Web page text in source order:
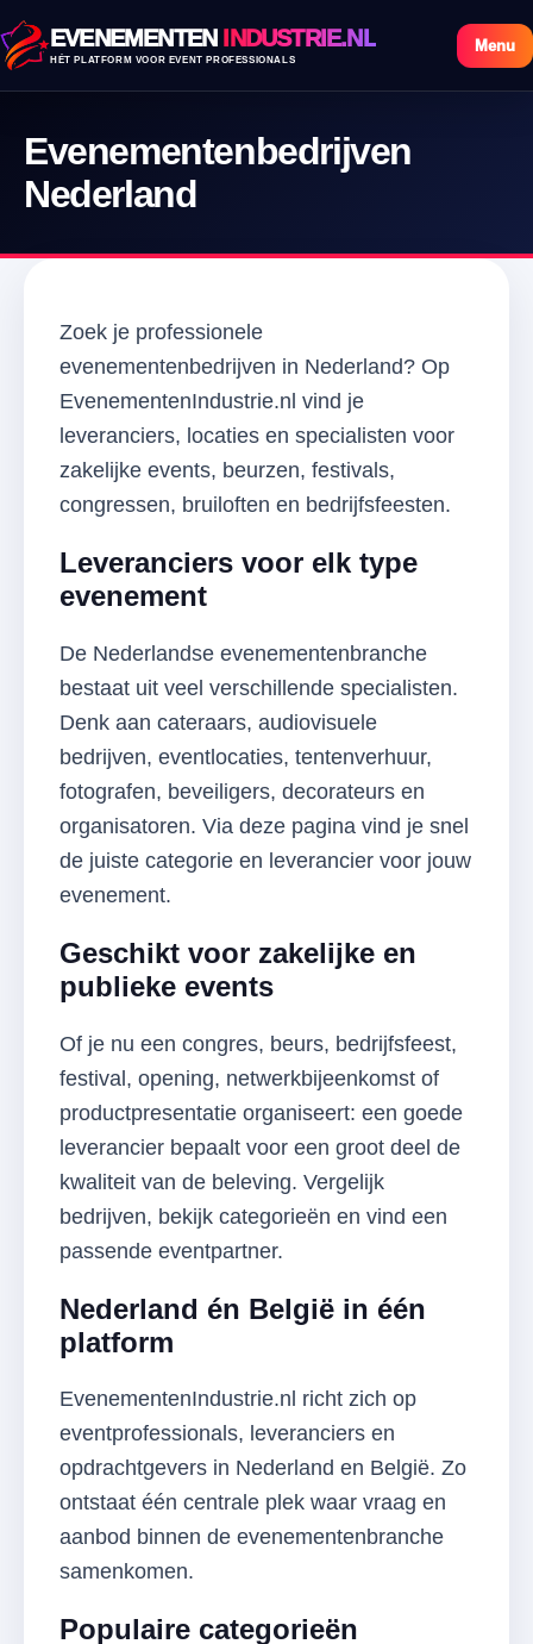
EVENEMENTEN INDUSTRIE.NL
HÉT PLATFORM VOOR EVENT PROFESSIONALS
Menu
Evenementenbedrijven
Nederland
Zoek je professionele
evenementenbedrijven in Nederland? Op
EvenementenIndustrie.nl vind je
leveranciers, locaties en specialisten voor
zakelijke events, beurzen, festivals,
congressen, bruiloften en bedrijfsfeesten.
Leveranciers voor elk type
evenement
De Nederlandse evenementenbranche
bestaat uit veel verschillende specialisten.
Denk aan cateraars, audiovisuele
bedrijven, eventlocaties, tentenverhuur,
fotografen, beveiligers, decorateurs en
organisatoren. Via deze pagina vind je snel
de juiste categorie en leverancier voor jouw
evenement.
Geschikt voor zakelijke en
publieke events
Of je nu een congres, beurs, bedrijfsfeest,
festival, opening, netwerkbijeenkomst of
productpresentatie organiseert: een goede
leverancier bepaalt voor een groot deel de
kwaliteit van de beleving. Vergelijk
bedrijven, bekijk categorieën en vind een
passende eventpartner.
Nederland én België in één
platform
EvenementenIndustrie.nl richt zich op
eventprofessionals, leveranciers en
opdrachtgevers in Nederland en België. Zo
ontstaat één centrale plek waar vraag en
aanbod binnen de evenementenbranche
samenkomen.
Populaire categorieën